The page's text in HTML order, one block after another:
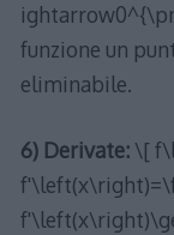
funzione un
eliminabile.
6) Derivate:\[